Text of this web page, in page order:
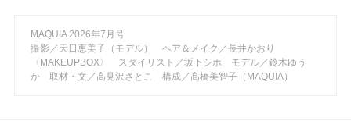
MAQUIA 2026年7月号
撮影／天日恵美子（モデル） ヘア＆メイク／長井かおり
〈MAKEUPBOX〉 スタイリスト／坂下シホ モデル／鈴木ゆう
か 取材・文／高見沢さとこ 構成／髙橋美智子（MAQUIA）